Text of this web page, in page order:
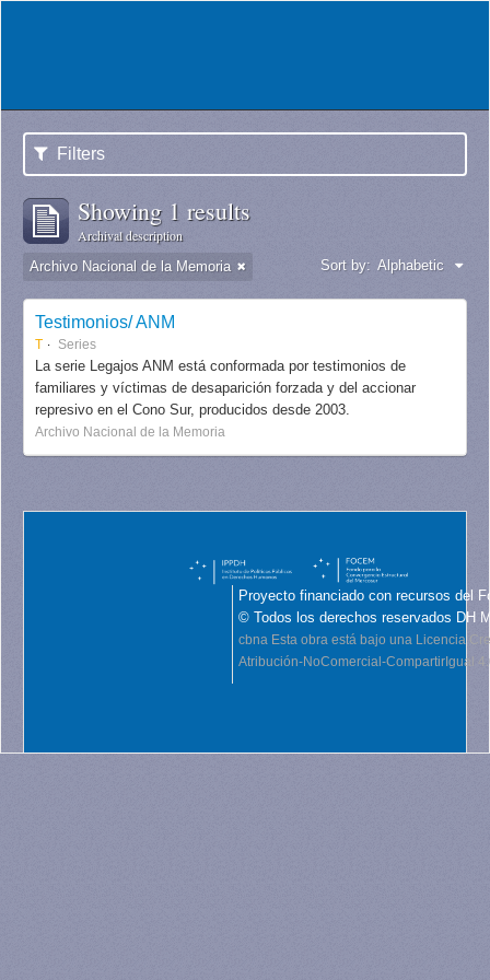
Filters
Showing 1 results
Archival description
Archivo Nacional de la Memoria Sort by: Alphabetic
Testimonios/ ANM
T Series
La serie Legajos ANM está conformada por testimonios de
familiares y víctimas de desaparición forzada y del accionar
represivo en el Cono Sur, producidos desde 2003.
Archivo Nacional de la Memoria
Proyecto financiado con recursos del
© Todos los derechos reservados DH
cbna Esta obra está bajo una Licencia
Atribución-NoComercial-CompartirIgual